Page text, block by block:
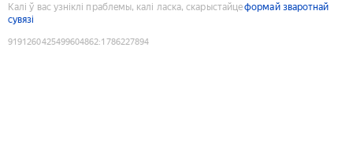
Калі ў вас узніклі праблемы, калі ласка, скарыстайцеформай зваротнай
сувязі
9191260425499604862:1786227894